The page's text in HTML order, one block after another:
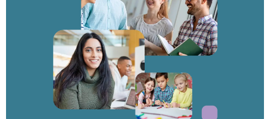
März 19, 2026
Besonderer Besuch in unserer Kita Paradiesvögel
„Die Spatzen“ in Berlin-Pankow: Cordelia Koch,
Bezirksbürgermeisterin von Pankow, war bei uns zu